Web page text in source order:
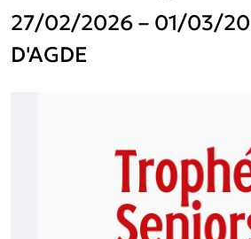
27/02/2026 – 01/03/
D'AGDE